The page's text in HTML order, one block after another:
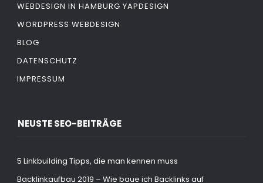
WEBDESIGN IN HAMBURG YAPDESIGN
WORDPRESS WEBDESIGN
BLOG
DATENSCHUTZ
IMPRESSUM
NEUSTE SEO-BEITRÄGE
5 Linkbuilding Tipps, die man kennen muss
Backlinkaufbau 2019 – Wie baue ich Backlinks auf